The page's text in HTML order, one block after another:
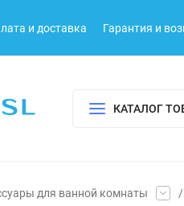
и доставка Гарантия и
КАТАЛОГ
для ванной комнаты /